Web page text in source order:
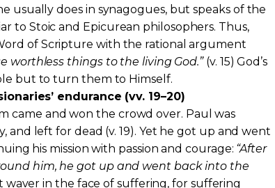
usually does in synagogues, but speaks of the
to Stoic and Epicurean philosophers. Thus,
of Scripture with the rational argument
worthless things to the living God.”(v. 15) God’s
but to turn them to Himself.
endurance (vv. 19–20)
came and won the crowd over. Paul was
and left for dead (v. 19). Yet he got up and went
his mission with passion and courage: “After
him, he got up and went back into the
waver in the face of suffering, for suffering